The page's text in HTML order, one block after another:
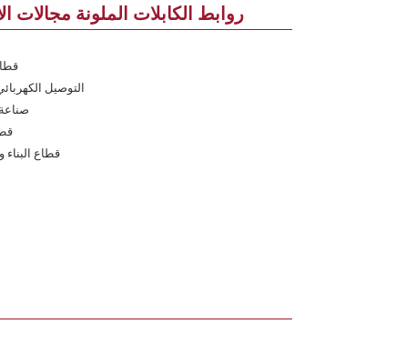
روابط الكابلات الملونة مجالات
التوصيل
قطاع البناء